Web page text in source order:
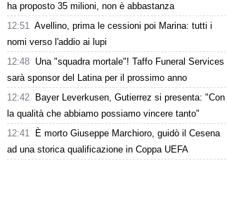
ha proposto 35 milioni, non è abbastanza
12:51 Avellino, prima le cessioni poi Marina: tutti i
nomi verso l'addio ai lupi
12:48 Una "squadra mortale"! Taffo Funeral Services
sarà sponsor del Latina per il prossimo anno
12:42
Bayer Leverkusen, Gutierrez si presenta: "Con
la qualità che abbiamo possiamo vincere tanto"
12:41
È morto Giuseppe Marchioro, guidò il Cesena
ad una storica qualificazione in Coppa UEFA